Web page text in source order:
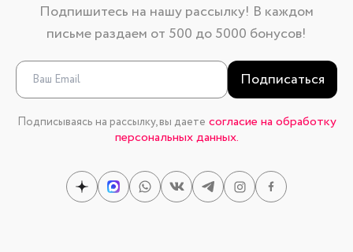
Подпишитесь на нашу рассылку! В каждом
письме раздаем от 500 до 5000 бонусов!
Подписаться
Подписываясь на рассылку, вы даете согласие на обработку
персональных данных.